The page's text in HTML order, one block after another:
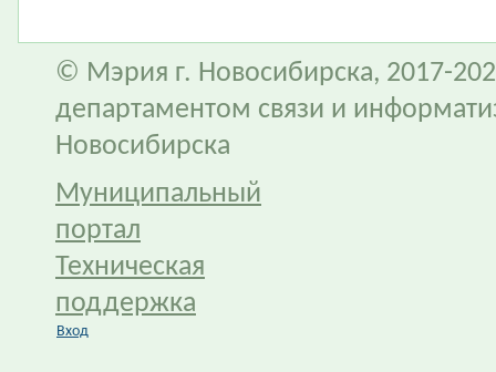
© Мэрия г. Новосибирска, 2017-
департаментом связи и
Новосибирска
Муниципальный
портал
Техническая
поддержка
Вход